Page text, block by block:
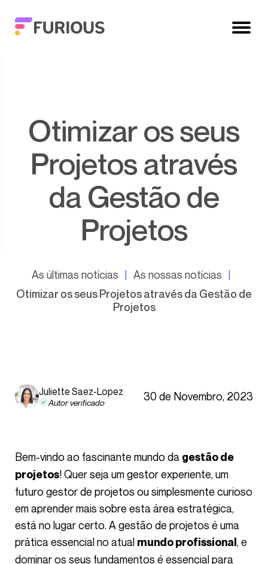
Otimizar os seus
Projetos através
da Gestão de
Projetos
As últimas notícias
As nossas notícias
Otimizar os seus Projetos através da Gestão de
Projetos
Juliette Saez-Lopez
Autor verificado 30 de Novembro, 2023
Bem-vindo ao fascinante mundo da gestão de
projetos! Quer seja um gestor experiente, um
futuro gestor de projetos ou simplesmente curioso
em aprender mais sobre esta área estratégica,
está no lugar certo. A gestão de projetos é uma
prática essencial no atual mundo profissional , e
dominar os seus fundamentos é essencial para